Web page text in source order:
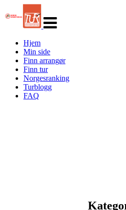
navigasjon
Hjem
Min side
Finn arrangør
Finn tur
Norgesranking
Turblogg
FAQ